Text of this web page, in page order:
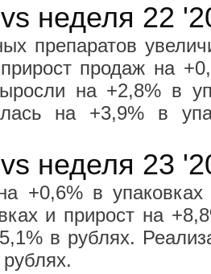
неделя 22
препаратов
продаж на
на +2,8% в
на +3,9% в
неделя 23
+0,6% в
и прирост на
в рублях.